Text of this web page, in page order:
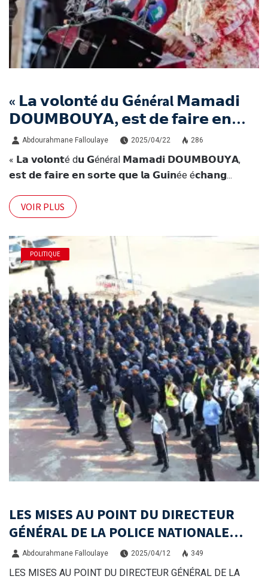
« 𝗟𝗮 𝘃𝗼𝗹𝗼𝗻𝘁é d𝘂 𝗚énéral 𝗠𝗮𝗺𝗮𝗱𝗶
𝗗𝗢𝗨𝗠𝗕𝗢𝗨𝗬𝗔, 𝗲𝘀𝘁 𝗱𝗲 𝗳𝗮𝗶𝗿𝗲 𝗲𝗻
𝘀𝗼𝗿𝘁𝗲 𝗾𝘂𝗲 𝗹𝗮 𝗚𝘂𝗶𝗻ée é𝗰𝗵𝗮𝗻𝗴𝗲 𝗲𝗻
𝗽𝗿𝗼𝗳𝗼𝗻𝗱𝗲𝘂𝗿 »
Abdourahmane Falloulaye 2025/04/22 286
« 𝗟𝗮 𝘃𝗼𝗹𝗼𝗻𝘁é d𝘂 𝗚énéral 𝗠𝗮𝗺𝗮𝗱𝗶 𝗗𝗢𝗨𝗠𝗕𝗢𝗨𝗬𝗔,
𝗲𝘀𝘁 𝗱𝗲 𝗳𝗮𝗶𝗿𝗲 𝗲𝗻 𝘀𝗼𝗿𝘁𝗲 𝗾𝘂𝗲 𝗹𝗮 𝗚𝘂𝗶𝗻ée é𝗰𝗵𝗮𝗻𝗴...
VOIR PLUS
POLITIQUE
LES MISES AU POINT DU DIRECTEUR
GÉNÉRAL DE LA POLICE NATIONALE
LORS DU RASSEMBLEMENT GÉNÉRAL.
Abdourahmane Falloulaye 2025/04/12 349
LES MISES AU POINT DU DIRECTEUR GÉNÉRAL DE LA